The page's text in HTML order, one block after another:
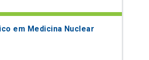
em Medicina Nuclear